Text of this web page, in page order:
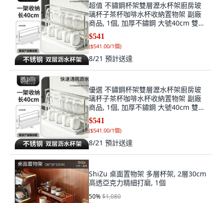
超值 不鏽鋼杯架雙層瀝水杯架廚房玻
璃杯子茶杯咖啡水杯收納置物架 副廠
商品, 1個, 加厚不鏽鋼 大號40cm 雙層
收納
$541
($541.00/1個)
8/21 預計送達
優選 不鏽鋼杯架雙層瀝水杯架廚房玻
璃杯子茶杯咖啡水杯收納置物架 副廠
商品, 1個, 加厚不鏽鋼 大號40cm 雙層
收納
$541
($541.00/1個)
8/21 預計送達
ShiZu 桌面置物架 多層杯架, 2層30cm
高透亞克力精細打磨, 1個
50%$1,080